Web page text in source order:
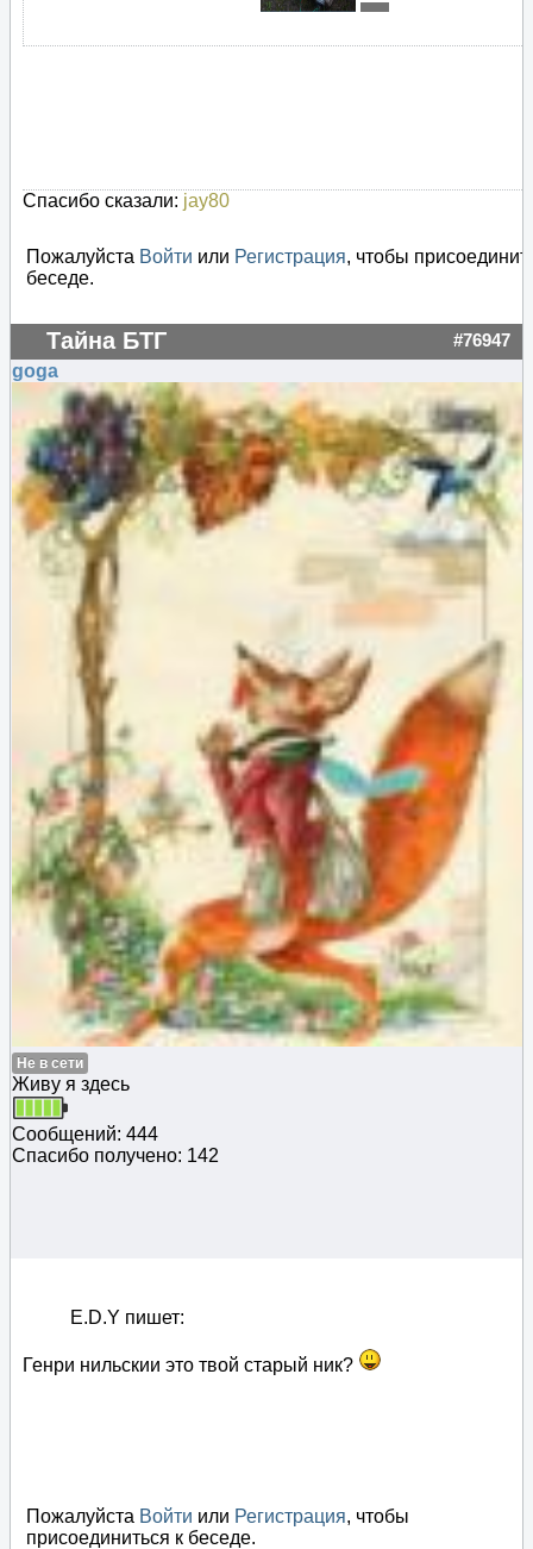
Спасибо сказали: jay80
Пожалуйста Войти или Регистрация, чтобы
беседе.
Тайна БТГ #76947
goga
Не в сети
Живу я здесь
Сообщений: 444
Спасибо получено: 142
E.D.Y пишет:
Генри нильскии это твой старый ник?
Пожалуйста Войти или Регистрация, чтобы
присоединиться к беседе.